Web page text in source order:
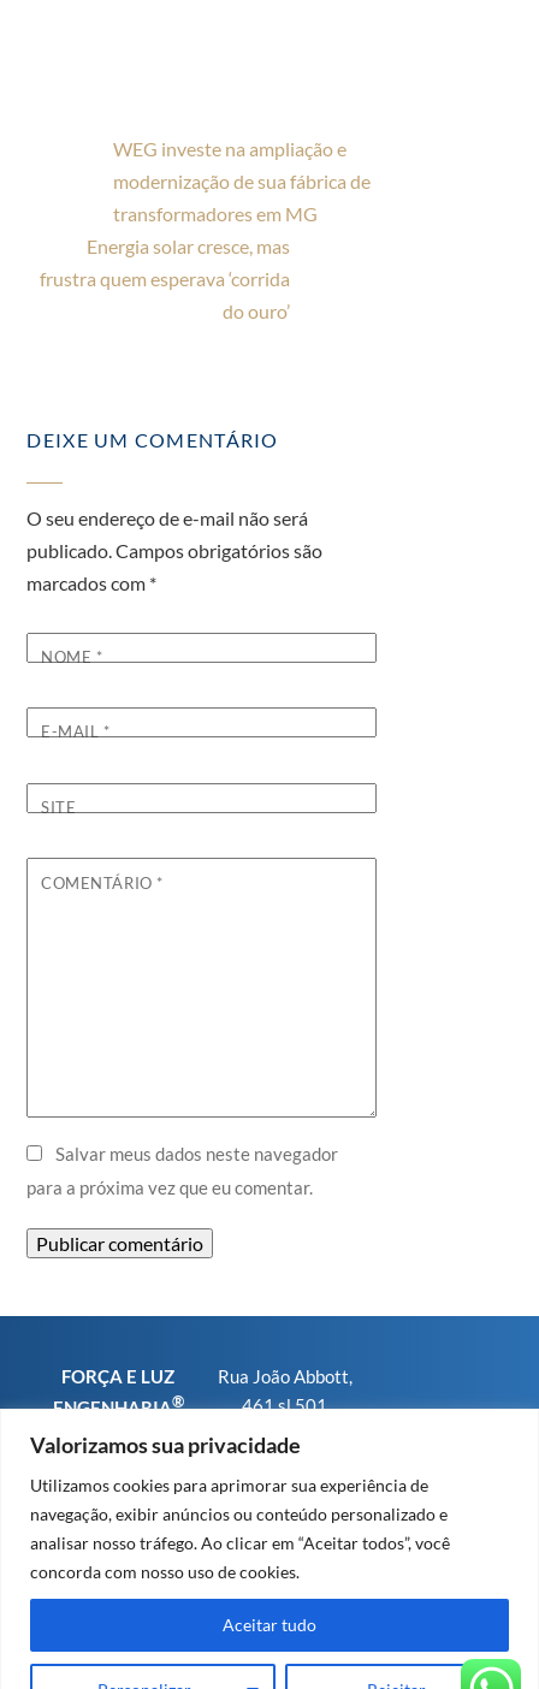
Valorizamos sua privacidade
Utilizamos cookies para aprimorar sua experiência de
navegação, exibir anúncios ou conteúdo personalizado e
analisar nosso tráfego. Ao clicar em “Aceitar todos”, você
concorda com nosso uso de cookies.
Aceitar tudo
WEG investe na ampliação e
modernização de sua fábrica de
transformadores em MG
Energia solar cresce, mas
frustra quem esperava ‘corrida
do ouro’
DEIXE UM COMENTÁRIO
O seu endereço de e-mail não será
publicado.Campos obrigatórios são
marcados com *
NOME *
E-MAIL*
SITE
COMENTÁRIO *
Salvar meus dados neste navegador
para a próxima vez que eu comentar.
FORÇA E LUZ
ENGENHARIA®
25
CREA-RS sob n°
91.569
CREA-SC sob n°
Rua João Abbott,
461 sl 501
Bairro Petrópolis
Porto Alegre RS
Fone/WhatsApp:
+55 (51) 9 8479
2379